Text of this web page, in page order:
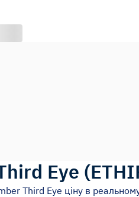
Eye (
Third Eye ціну в